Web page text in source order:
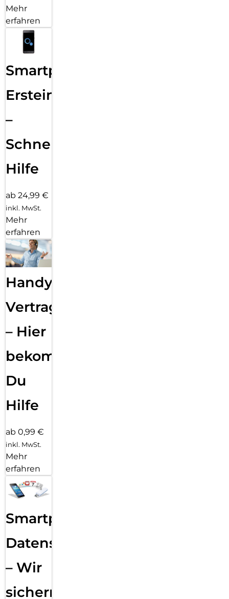
Mehr
erfahren
Smartphone
Ersteinrichtung
–
Schnelle
Hilfe
ab 24,99 €
inkl. MwSt.
Mehr
erfahren
Handy
Vertragsabwicklung
– Hier
bekommst
Du
Hilfe
ab 0,99 €
inkl. MwSt.
Mehr
erfahren
Smartphone
Datensicherung
– Wir
sichern